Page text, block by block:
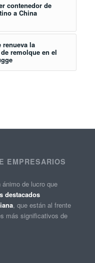
contenedor de
a China
renueva la
remolque en el
EMPRESARIOS
de lucro que
destacados
, que están al frente
más significativos de